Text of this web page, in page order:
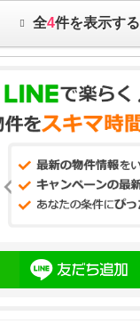
全4件を表示する